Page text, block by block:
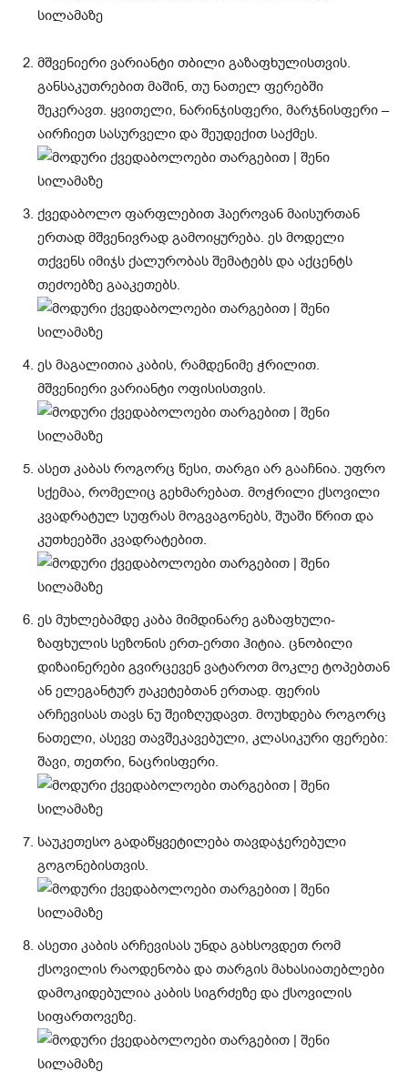
მშვენიერი ვარიანტი თბილი გაზაფხულისთვის.
განსაკუთრებით მაშინ, თუ ნათელ ფერებში
შეკერავთ. ყვითელი, ნარინჯისფერი, მარჯნისფერი –
აირჩიეთ სასურველი და შეუდექით საქმეს.
ქვედაბოლო ფარფლებით ჰაეროვან მაისურთან
ერთად მშვენივრად გამოიყურება. ეს მოდელი
თქვენს იმიჯს ქალურობას შემატებს და აქცენტს
თეძოებზე გააკეთებს.
ეს მაგალითია კაბის, რამდენიმე ჭრილით.
მშვენიერი ვარიანტი ოფისისთვის.
ასეთ კაბას როგორც წესი, თარგი არ გააჩნია. უფრო
სქემაა, რომელიც გეხმარებათ. მოჭრილი ქსოვილი
კვადრატულ სუფრას მოგვაგონებს, შუაში წრით და
კუთხეებში კვადრატებით.
ეს მუხლებამდე კაბა მიმდინარე გაზაფხული-
ზაფხულის სეზონის ერთ-ერთი ჰიტია. ცნობილი
დიზაინერები გვირცევენ ვატაროთ მოკლე ტოპებთან
ან ელეგანტურ ჟაკეტებთან ერთად. ფერის
არჩევისას თავს ნუ შეიზღუდავთ. მოუხდება როგორც
ნათელი, ასევე თავშეკავებული, კლასიკური ფერები:
შავი, თეთრი, ნაცრისფერი.
საუკეთესო გადაწყვეტილება თავდაჯერებული
გოგონებისთვის.
ასეთი კაბის არჩევისას უნდა გახსოვდეთ რომ
ქსოვილის რაოდენობა და თარგის მახასიათებლები
დამოკიდებულია კაბის სიგრძეზე და ქსოვილის
სიფართოვეზე.